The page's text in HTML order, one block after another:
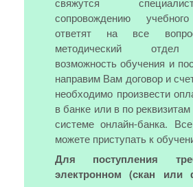
сопровождению
ответят на все
методический отдел
возможность обучения и
направим Вам договор и
необходимо произвести
в банке или в по
системе онлайн-банка.
можете приступать к
Для поступления
электронном (скан или